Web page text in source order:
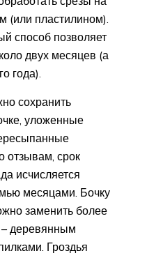
(или пластилином).
способ позволяет
двух месяцев (а
года).
сохранить
уложенные
отзывам, срок
исчисляется
месяцами. Бочку
заменить более
деревянным
Гроздья